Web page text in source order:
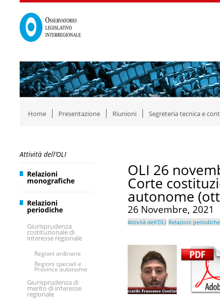
Home Presentazione Riunioni Segreteria tecnica e
Attività dell’OLI
Relazioni
monografiche
Relazioni
periodiche
Giurisprudenza
costituzionale di
interesse regionale
Regioni ordinarie
Regioni speciali e
Province autonome
Giurisprudenza di
merito di interesse
regionale
OLI 26
Corte
autonome
26 Novembre, 2021
Attività dell'OLI Relazioni periodiche